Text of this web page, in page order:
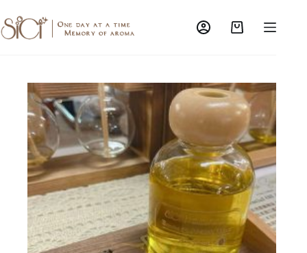
至
主
購